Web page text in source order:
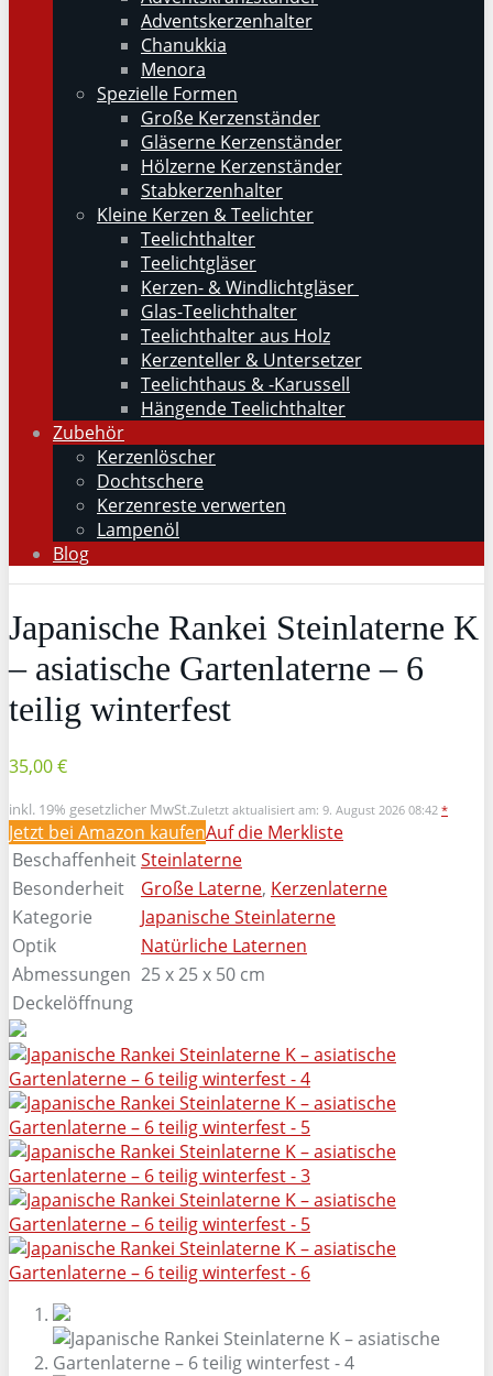
Adventskerzenhalter
Chanukkia
Menora
Spezielle Formen
Große Kerzenständer
Gläserne Kerzenständer
Hölzerne Kerzenständer
Stabkerzenhalter
Kleine Kerzen & Teelichter
Teelichthalter
Teelichtgläser
Kerzen- & Windlichtgläser
Glas-Teelichthalter
Teelichthalter aus Holz
Kerzenteller & Untersetzer
Teelichthaus & -Karussell
Hängende Teelichthalter
Zubehör
Kerzenlöscher
Dochtschere
Kerzenreste verwerten
Lampenöl
Blog
Japanische Rankei Steinlaterne K
– asiatische Gartenlaterne – 6
teilig winterfest
35,00 €
inkl. 19% gesetzlicher MwSt.Zuletzt aktualisiert am: 9. August 2026 08:42 *
Jetzt bei Amazon kaufenAuf die Merkliste
BeschaffenheitSteinlaterne
Besonderheit
Große Laterne, Kerzenlaterne
Kategorie
Japanische Steinlaterne
Optik
Natürliche Laternen
Abmessungen 25 x 25 x 50 cm
Deckelöffnung